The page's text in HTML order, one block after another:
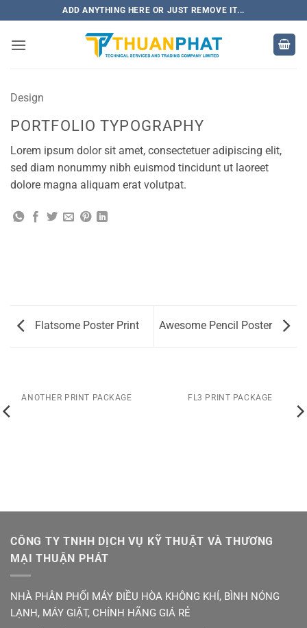
qua
nội
ADD ANYTHING HERE OR JUST REMOVE IT...
Design
PORTFOLIO TYPOGRAPHY
Lorem ipsum dolor sit amet, consectetuer adipiscing elit,
sed diam nonummy nibh euismod tincidunt ut laoreet
dolore magna aliquam erat volutpat.
Flatsome Poster Print Awesome Pencil Poster
ANOTHER PRINT PACKAGE FL3 PRINT PACKAGE
CÔNG TY TNHH DỊCH VỤ KỸ THUẬT VÀ THƯƠNG
MẠI THUẬN PHÁT
NHÀ PHÂN PHỐI MÁY ĐIỀU HÒA KHÔNG KHÍ, BÌNH NÓNG
LẠNH, MÁY GIẶT, CHÍNH HÃNG GIÁ RẺ